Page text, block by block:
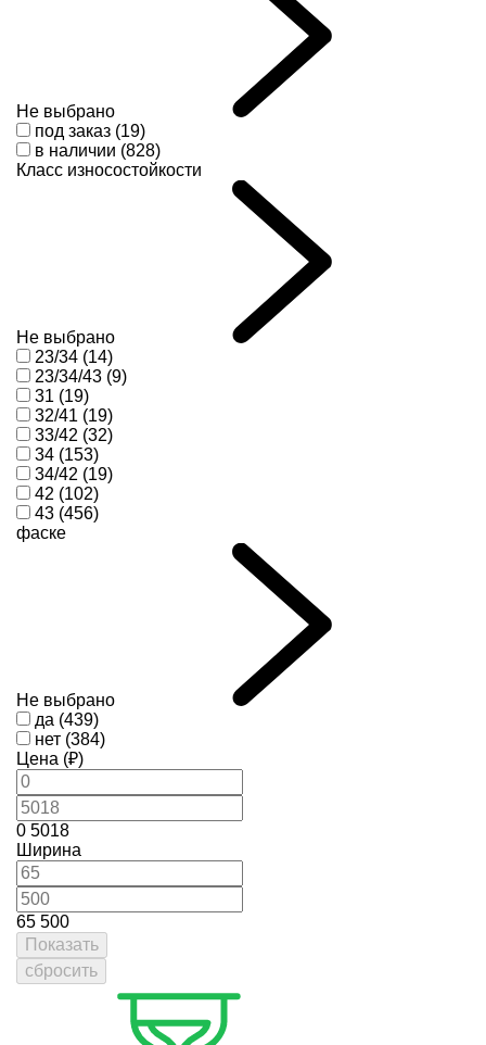
Не выбрано
под заказ (19)
в наличии (828)
Класс износостойкости
Не выбрано
23/34 (14)
23/34/43 (9)
31 (19)
32/41 (19)
33/42 (32)
34 (153)
34/42 (19)
42 (102)
43 (456)
фаске
Не выбрано
да (439)
нет (384)
Цена (₽)
0 5018
Ширина
65 500
Показать
сбросить